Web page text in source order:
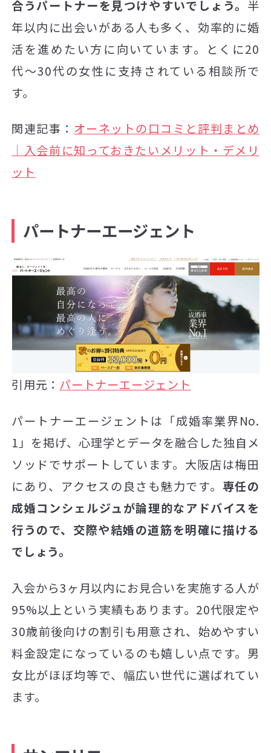
合うパートナーを見つけやすいでしょう。 半
年以内に出会いがある人も多く、効率的に婚
活を進めたい方に向いています。とくに20
代〜30代の女性に支持されている相談所で
す。
関連記事： オーネットの口コミと評判まとめ
｜入会前に知っておきたいメリット・デメリ
ット
パートナーエージェント
引用元： パートナーエージェント
パートナーエージェントは「成婚率業界No.
1」を掲げ、心理学とデータを融合した独自メ
ソッドでサポートしています。大阪店は梅田
にあり、アクセスの良さも魅力です。 専任の
成婚コンシェルジュが論理的なアドバイスを
行うので、交際や結婚の道筋を明確に描ける
でしょう。
入会から3ヶ月以内にお見合いを実施する人が
95%以上という実績もあります。20代限定や
30歳前後向けの割引も用意され、始めやすい
料金設定になっているのも嬉しい点です。男
女比がほぼ均等で、幅広い世代に選ばれてい
ます。